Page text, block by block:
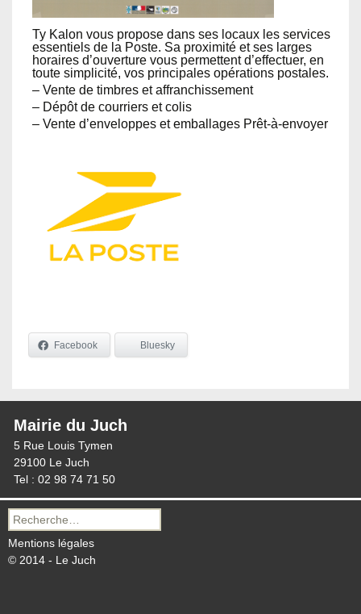
Ty Kalon vous propose dans ses locaux les services
essentiels de la Poste. Sa proximité et ses larges
horaires d’ouverture vous permettent d’effectuer, en
toute simplicité, vos principales opérations postales.
– Vente de timbres et affranchissement
– Dépôt de courriers et colis
– Vente d’enveloppes et emballages Prêt-à-envoyer
Facebook Bluesky
Mairie du Juch
5 Rue Louis Tymen
29100 Le Juch
Tel : 02 98 74 71 50
Recherche
pour :
Mentions légales
© 2014 - Le Juch